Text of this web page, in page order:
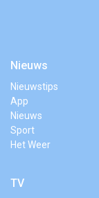
Nieuws
Nieuwstips
App
Nieuws
Sport
Het Weer
TV